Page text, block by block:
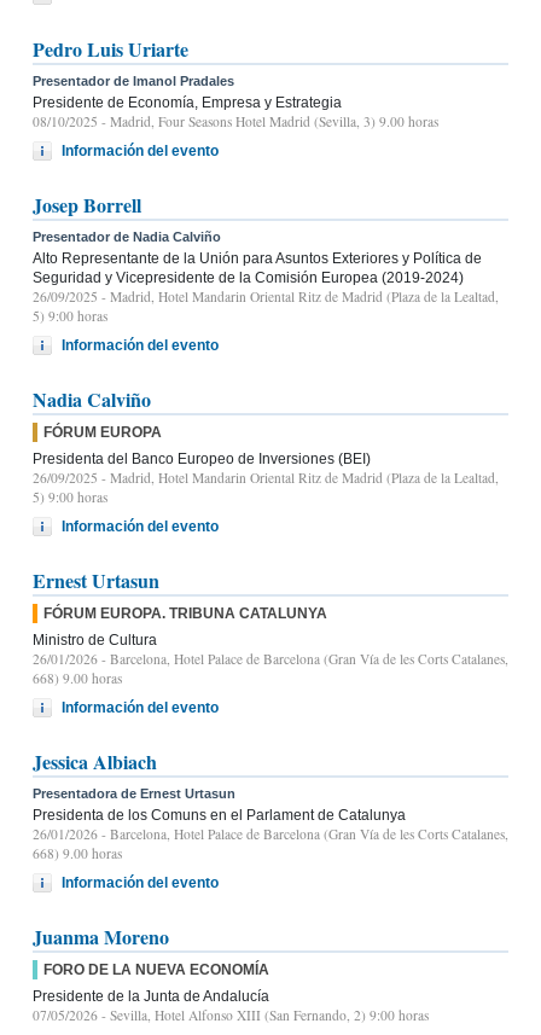
Pedro Luis Uriarte
Presentador de Imanol Pradales
Presidente de Economía, Empresa y Estrategia
08/10/2025 - Madrid, Four Seasons Hotel Madrid (Sevilla, 3) 9.00 horas
Información del evento
Josep Borrell
Presentador de Nadia Calviño
Alto Representante de la Unión para Asuntos Exteriores y Política de
Seguridad y Vicepresidente de la Comisión Europea (2019-2024)
26/09/2025 - Madrid, Hotel Mandarin Oriental Ritz de Madrid (Plaza de la Lealtad,
5) 9:00 horas
Información del evento
Nadia Calviño
FÓRUM EUROPA
Presidenta del Banco Europeo de Inversiones (BEI)
26/09/2025 - Madrid, Hotel Mandarin Oriental Ritz de Madrid (Plaza de la Lealtad,
5) 9:00 horas
Información del evento
Ernest Urtasun
FÓRUM EUROPA. TRIBUNA CATALUNYA
Ministro de Cultura
26/01/2026 - Barcelona, Hotel Palace de Barcelona (Gran Vía de les Corts Catalanes,
668) 9.00 horas
Información del evento
Jessica Albiach
Presentadora de Ernest Urtasun
Presidenta de los Comuns en el Parlament de Catalunya
26/01/2026 - Barcelona, Hotel Palace de Barcelona (Gran Vía de les Corts Catalanes,
668) 9.00 horas
Información del evento
Juanma Moreno
FORO DE LA NUEVA ECONOMÍA
Presidente de la Junta de Andalucía
07/05/2026 - Sevilla, Hotel Alfonso XIII (San Fernando, 2) 9:00 horas